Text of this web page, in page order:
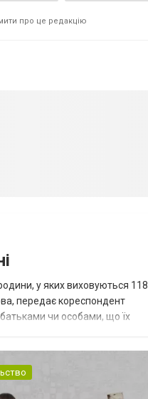
про це редакцію
у яких виховуються 118
передає кореспондент
батьками чи особами, що їх